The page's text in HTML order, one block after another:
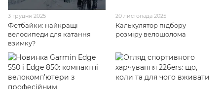
3 грудня 2025
Фетбайки: найкращі
велосипеди для катання
взимку?
20 листопада 2025
Калькулятор підбору
розміру велошолома